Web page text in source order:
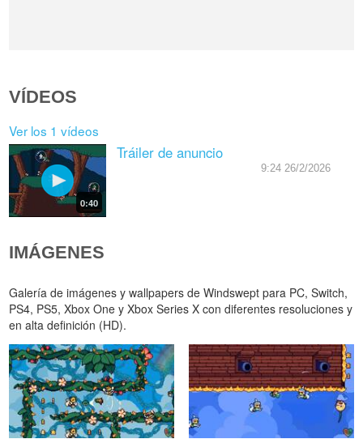
VÍDEOS
Ver los 1 vídeos
0:40
Tráiler de anuncio
9:24 26/2/2026
IMÁGENES
Galería de imágenes y wallpapers de Windswept para PC, Switch,
PS4, PS5, Xbox One y Xbox Series X con diferentes resoluciones y
en alta definición (HD).